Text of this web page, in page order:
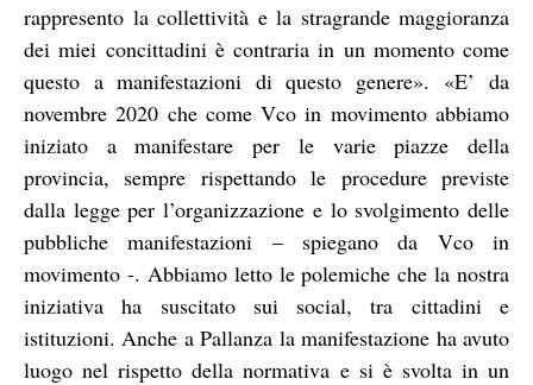
rappresento la collettività e la stragrande maggioranza
dei miei concittadini è contraria in un momento come
questo a manifestazioni di questo genere».
«E’ da
novembre 2020 che come Vco in movimento abbiamo
iniziato a manifestare per le varie piazze della
provincia, sempre rispettando le procedure previste
dalla legge per l’organizzazione e lo svolgimento delle
pubbliche manifestazioni – spiegano da Vco in
movimento -. Abbiamo letto le polemiche che la nostra
iniziativa ha suscitato sui social, tra cittadini e
istituzioni. Anche a Pallanza la manifestazione ha avuto
luogo nel rispetto della normativa e si è svolta in un